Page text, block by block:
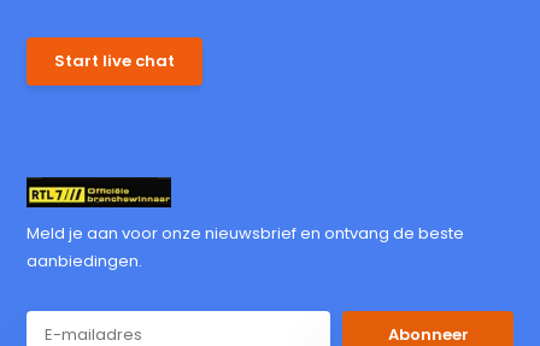
Start live chat
Meld je aan voor onze nieuwsbrief en ontvang de beste
aanbiedingen.
Abonneer